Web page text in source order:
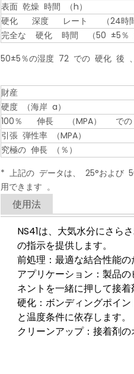
表面 乾燥 時間 （h）
硬化 深度 レート （24時間
完全な 硬化 時間 （50 ±5％
50±5％の湿度 72 での 硬化 後
財産
硬度 （海岸 a）
100％ 伸長 （MPA） での
引張 弾性率 （MPA）
究極の 伸長 （％）
* 上記の データは、 25°および
用できます 。
使用法
NS41は、大気水分にさら
の指示を提供します。
前処理：最適な結合性能
アプリケーション：製品
ネントを一緒に押して接
硬化：ボンディングポイ
と温度条件に依存します。
クリーンアップ：接着剤